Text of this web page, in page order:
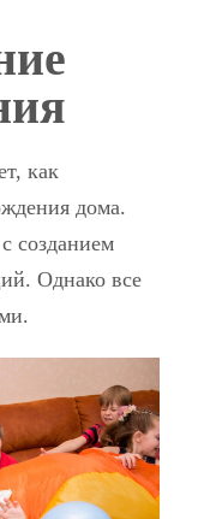
как
дома.
созданием
Однако все